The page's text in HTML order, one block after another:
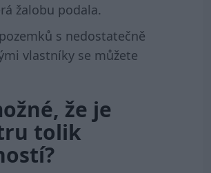
žalobu podala.
s nedostatečně
vlastníky se můžete
že je
tolik